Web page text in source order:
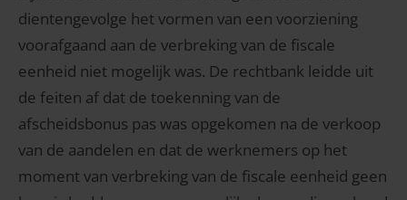
dientengevolge het vormen van een voorziening
voorafgaand aan de verbreking van de fiscale
eenheid niet mogelijk was. De rechtbank leidde uit
de feiten af dat de toekenning van de
afscheidsbonus pas was opgekomen na de verkoop
van de aandelen en dat de werknemers op het
moment van verbreking van de fiscale eenheid geen